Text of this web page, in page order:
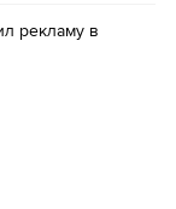
рекламу в